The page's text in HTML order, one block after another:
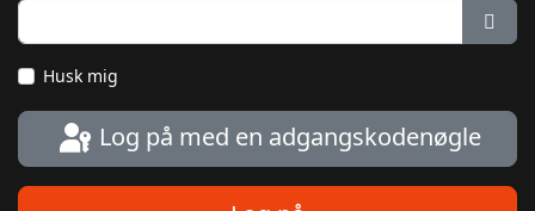
Vis
Husk mig
Log på med en adgangskodenøgle